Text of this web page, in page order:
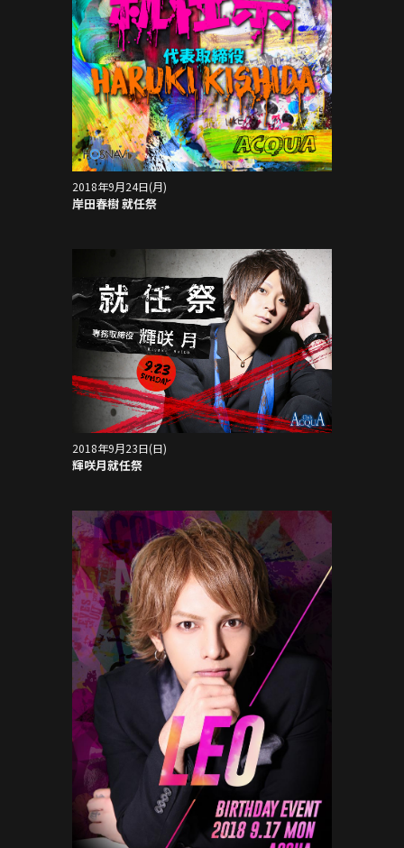
2018年9月24日(月)
岸田春樹 就任祭
2018年9月23日(日)
輝咲月就任祭